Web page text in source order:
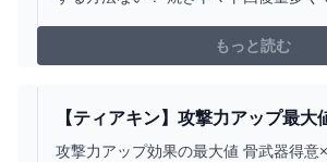
めて料理すればどか食いよりはやそー
ないうちはまあ、どか食いでも
もっと読む
【ティアキン】攻撃力アップ最
攻撃力アップ効果の最大値 骨武器得意